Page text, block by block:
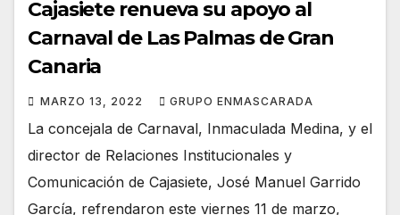
Cajasiete renueva su apoyo al
Carnaval de Las Palmas de Gran
Canaria
MARZO 13, 2022 GRUPO ENMASCARADA
La concejala de Carnaval, Inmaculada Medina, y el
director de Relaciones Institucionales y
Comunicación de Cajasiete, José Manuel Garrido
García, refrendaron este viernes 11 de marzo,